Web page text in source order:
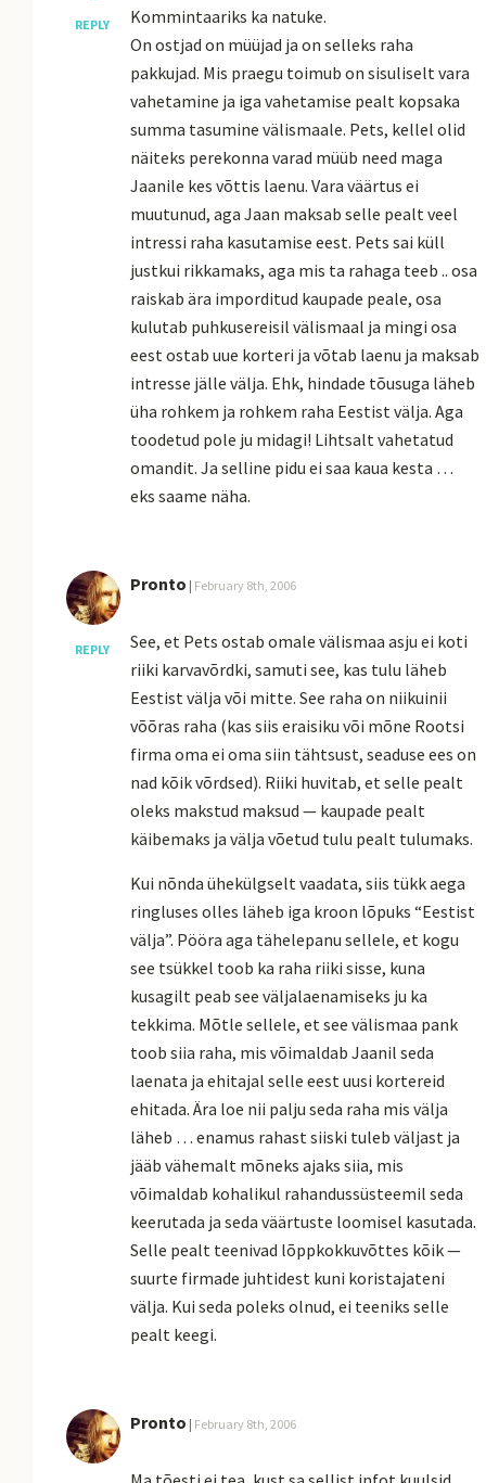
REPLY
Kommintaariks ka natuke.
On ostjad on müüjad ja on selleks raha
pakkujad. Mis praegu toimub on sisuliselt vara
vahetamine ja iga vahetamise pealt kopsaka
summa tasumine välismaale. Pets, kellel olid
näiteks perekonna varad müüb need maga
Jaanile kes võttis laenu. Vara väärtus ei
muutunud, aga Jaan maksab selle pealt veel
intressi raha kasutamise eest. Pets sai küll
justkui rikkamaks, aga mis ta rahaga teeb .. osa
raiskab ära imporditud kaupade peale, osa
kulutab puhkusereisil välismaal ja mingi osa
eest ostab uue korteri ja võtab laenu ja maksab
intresse jälle välja. Ehk, hindade tõusuga läheb
üha rohkem ja rohkem raha Eestist välja. Aga
toodetud pole ju midagi! Lihtsalt vahetatud
omandit. Ja selline pidu ei saa kaua kesta …
eks saame näha.
REPLY
Pronto | February 8th, 2006
See, et Pets ostab omale välismaa asju ei koti
riiki karvavõrdki, samuti see, kas tulu läheb
Eestist välja või mitte. See raha on niikuinii
võõras raha (kas siis eraisiku või mõne Rootsi
firma oma ei oma siin tähtsust, seaduse ees on
nad kõik võrdsed). Riiki huvitab, et selle pealt
oleks makstud maksud — kaupade pealt
käibemaks ja välja võetud tulu pealt tulumaks.
Kui nõnda ühekülgselt vaadata, siis tükk aega
ringluses olles läheb iga kroon lõpuks “Eestist
välja”. Pööra aga tähelepanu sellele, et kogu
see tsükkel toob ka raha riiki sisse, kuna
kusagilt peab see väljalaenamiseks ju ka
tekkima. Mõtle sellele, et see välismaa pank
toob siia raha, mis võimaldab Jaanil seda
laenata ja ehitajal selle eest uusi kortereid
ehitada. Ära loe nii palju seda raha mis välja
läheb … enamus rahast siiski tuleb väljast ja
jääb vähemalt mõneks ajaks siia, mis
võimaldab kohalikul rahandussüsteemil seda
keerutada ja seda väärtuste loomisel kasutada.
Selle pealt teenivad lõppkokkuvõttes kõik —
suurte firmade juhtidest kuni koristajateni
välja. Kui seda poleks olnud, ei teeniks selle
pealt keegi.
Pronto | February 8th, 2006